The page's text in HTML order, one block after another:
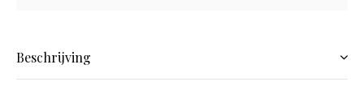
Beschrijving